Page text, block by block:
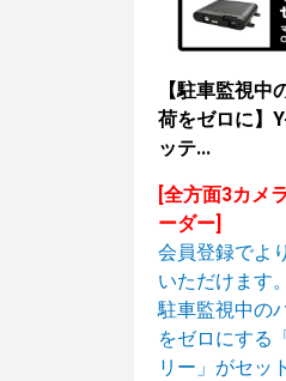
【駐車監視中
荷をゼロに】
ッテ...
[全方面3カメ
ーダー]
会員登録でよ
いただけます。
駐車監視中の
をゼロにする
リー」がセッ